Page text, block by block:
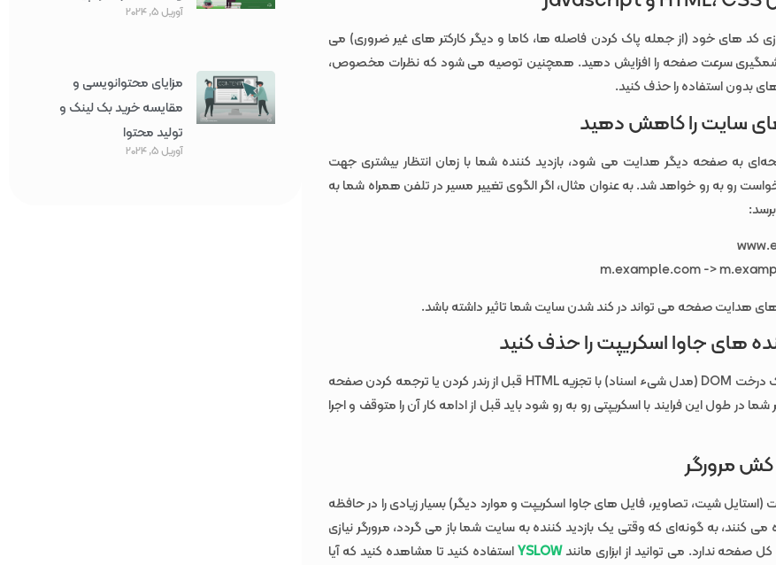
کد های خود (از جمله پاک کردن فاصله ها، کاما و دیگر کارکتر های غیر ضروری) می
سرعت صفحه را افزایش دهید. همچنین توصیه می شود که نظرات مخصوص،
بدون استفاده را حذف کنید.
سایت را کاهش دهید
به صفحه دیگر هدایت می شود، بازدید کننده شما با زمان انتظار بیشتری جهت
رو به رو خواهد شد. به عنوان مثال، اگر الگوی تغییر مسیر در تلفن همراه شما به
m.example.com ->
های هدایت صفحه می تواند در کند شدن سایت شما تاثیر داشته باشد.
های جاوا اسکریپت را حذف کنید
مرورگر ها باید یک درخت DOM (مدل شیء اسناد) با تجزیه HTML قبل از رندر کردن یا ترجمه کردن صفحه
شما در طول این فرایند با اسکریپتی رو به رو شود باید قبل از ادامه کار آن را متوقف و اجرا
مرورگر
(استایل شیت، تصاویر، فایل های جاوا اسکریپت و موارد دیگر) بسیار زیادی را در حافظه
کنند، به گونه‌ای که وقتی یک بازدید کننده به سایت شما باز می گردد، مرورگر نیازی
صفحه ندارد. می توانید از ابزاری مانندYSLOWاستفاده کنید تا مشاهده کنید که آیا
آوریل 5, 2024
مزایای محتوانویسی و
مقایسه خرید بک لینک و
تولید محتوا
آوریل 5, 2024